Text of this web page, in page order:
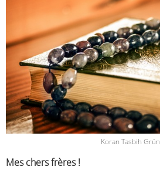
Koran Tasbih Grün
Mes chers frères !